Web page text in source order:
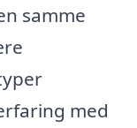
samme
med